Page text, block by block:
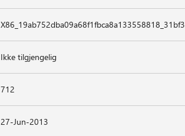
Ikke tilgjengelig
712
27-Jun-2013